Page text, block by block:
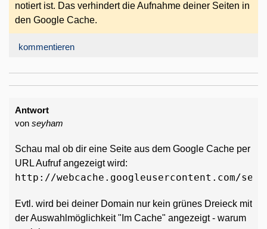
notiert ist. Das verhindert die Aufnahme deiner Seiten in
den Google Cache.
kommentieren
Antwort
von seyham
Schau mal ob dir eine Seite aus dem Google Cache per
URL Aufruf angezeigt wird:
http://webcache.googleusercontent.com/
Evtl. wird bei deiner Domain nur kein grünes Dreieck mit
der Auswahlmöglichkeit "Im Cache" angezeigt - warum